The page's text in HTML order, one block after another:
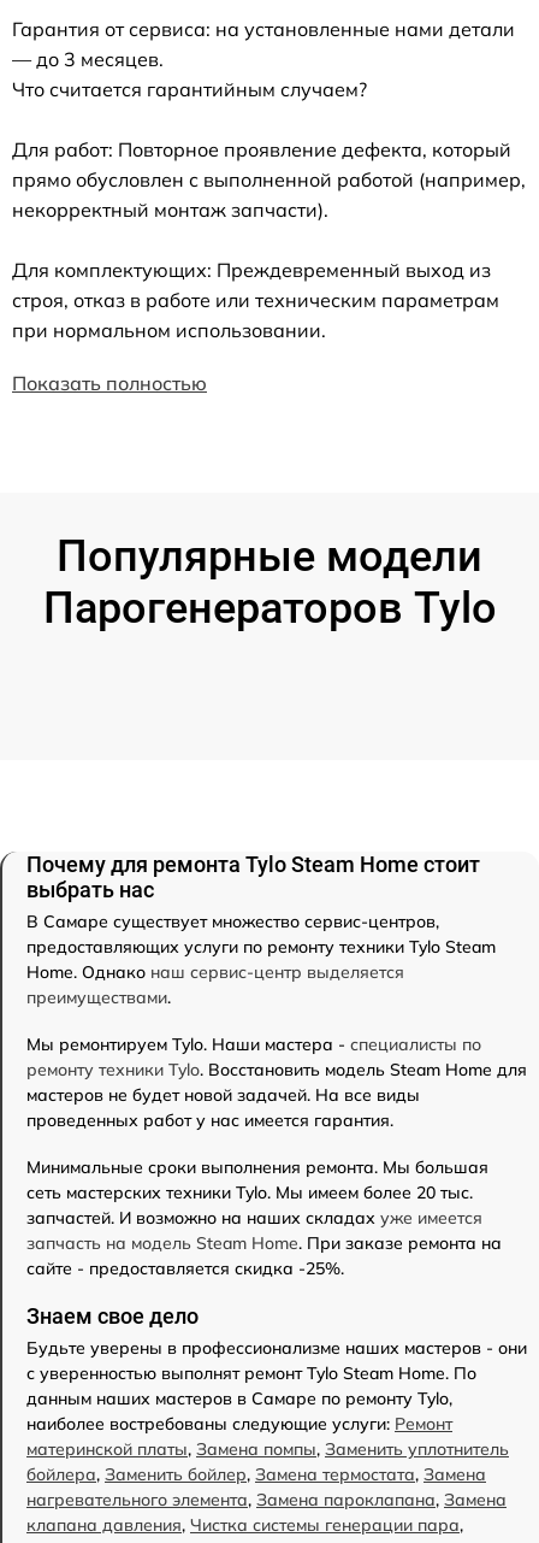
Гарантия от сервиса: на установленные нами детали
— до 3 месяцев.
Что считается гарантийным случаем?
Для работ: Повторное проявление дефекта, который
прямо обусловлен с выполненной работой (например,
некорректный монтаж запчасти).
Для комплектующих: Преждевременный выход из
строя, отказ в работе или техническим параметрам
при нормальном использовании.
Показать полностью
Популярные модели
Парогенераторов Tylo
Почему для ремонта Tylo Steam Home стоит
выбрать нас
В Самаре существует множество сервис-центров,
предоставляющих услуги по ремонту техники Tylo Steam
Home. Однако наш сервис-центр выделяется
преимуществами.
Мы ремонтируем Tylo. Наши мастера - специалисты по
ремонту техники Tylo. Восстановить модель Steam Home для
мастеров не будет новой задачей. На все виды
проведенных работ у нас имеется гарантия.
Минимальные сроки выполнения ремонта. Мы большая
сеть мастерских техники Tylo. Мы имеем более 20 тыс.
запчастей. И возможно на наших складах уже имеется
запчасть на модель Steam Home. При заказе ремонта на
сайте - предоставляется скидка -25%.
Знаем свое дело
Будьте уверены в профессионализме наших мастеров - они
с уверенностью выполнят ремонт Tylo Steam Home. По
данным наших мастеров в Самаре по ремонту Tylo,
наиболее востребованы следующие услуги: Ремонт
материнской платы, Замена помпы, Заменить уплотнитель
бойлера, Заменить бойлер, Замена термостата, Замена
нагревательного элемента, Замена пароклапана, Замена
клапана давления, Чистка системы генерации пара,